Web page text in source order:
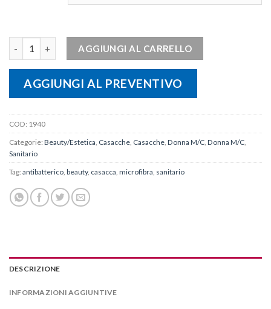
AGGIUNGI AL CARRELLO
AGGIUNGI AL PREVENTIVO
COD: 1940
Categorie: Beauty/Estetica, Casacche, Casacche, Donna M/C, Donna M/C,
Sanitario
Tag: antibatterico, beauty, casacca, microfibra, sanitario
DESCRIZIONE
INFORMAZIONI AGGIUNTIVE